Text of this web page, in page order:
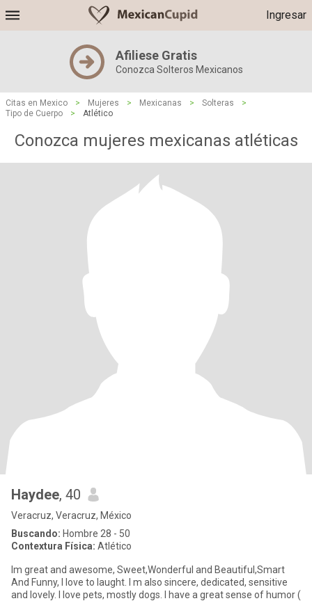
Ingresar
Afiliese Gratis
Conozca Solteros Mexicanos
Citas en Mexico > Mujeres > Mexicanas > Solteras
>
Tipo de Cuerpo
> Atlético
Conozca mujeres mexicanas atléticas
Haydee, 40
Veracruz, Veracruz, México
Buscando: Hombre 28 - 50
Contextura Física: Atlético
Im great and awesome, Sweet,Wonderful and Beautiful,Smart
And Funny, I love to laught. I m also sincere, dedicated, sensitive
and lovely. I love pets, mostly dogs. I have a great sense of humor (